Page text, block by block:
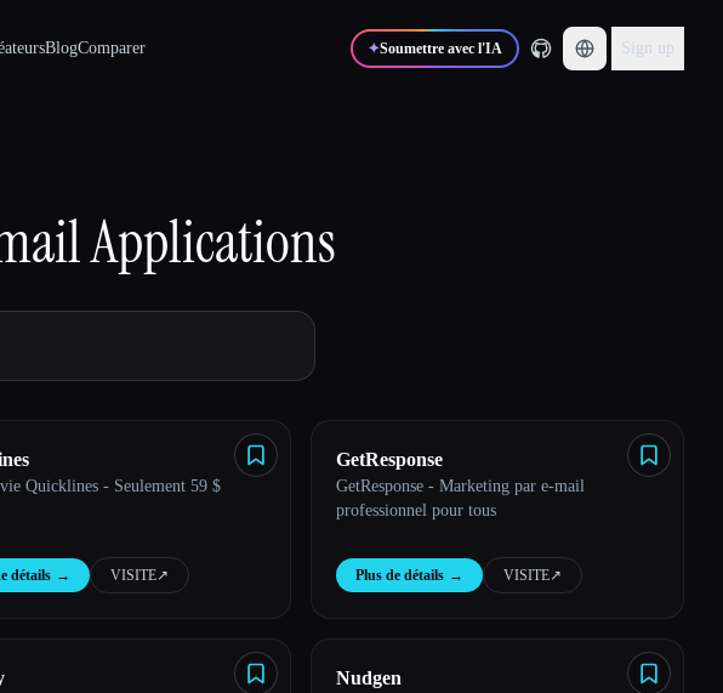
BlogComparer ✦Soumettre avec l'IA Sign up
Applications
Quicklines - Seulement 59 $
détails → VISITE↗︎
GetResponse
GetResponse - Marketing par e-mail
professionnel pour tous
Plus de détails → VISITE↗︎
Nudgen